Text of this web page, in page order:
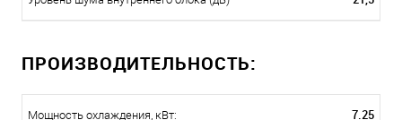
ПРОИЗВОДИТЕЛЬНОСТЬ:
Мощность охлаждения, кВт: 7.25